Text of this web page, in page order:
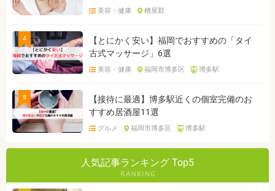
美容・健康 糟屋郡
4
【とにかく安い】福岡でおすすめの「タイ
古式マッサージ」6選
美容・健康 福岡市博多区 博多駅
5
【接待に最適】博多駅近くの個室完備のお
すすめ居酒屋11選
グルメ 福岡市博多区 博多駅
人気記事ランキング Top5